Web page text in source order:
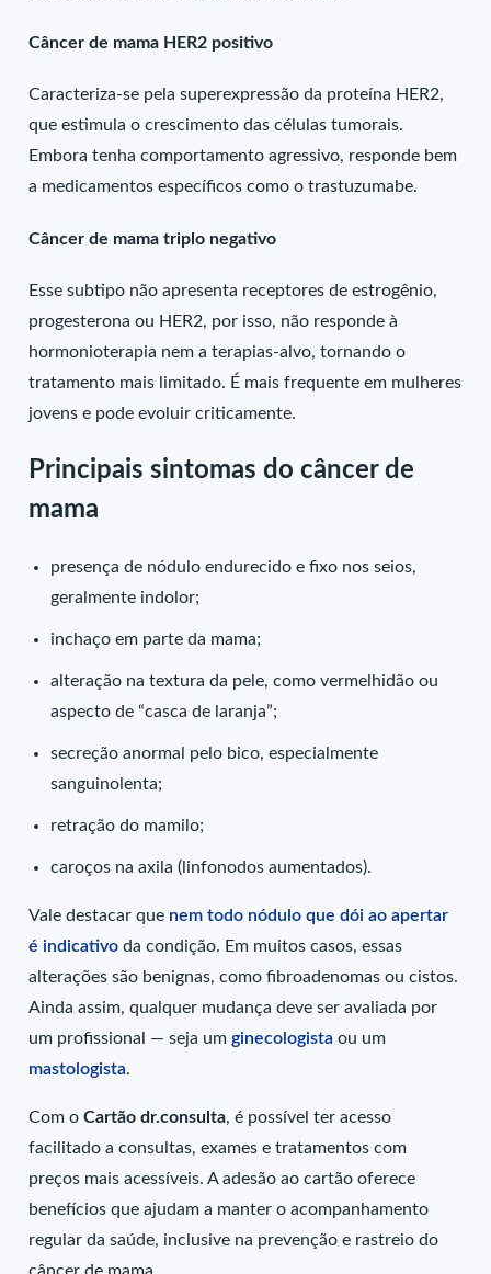
Câncer de mama HER2 positivo
Caracteriza-se pela superexpressão da proteína HER2,
que estimula o crescimento das células tumorais.
Embora tenha comportamento agressivo, responde bem
a medicamentos específicos como o trastuzumabe.
Câncer de mama triplo negativo
Esse subtipo não apresenta receptores de estrogênio,
progesterona ou HER2, por isso, não responde à
hormonioterapia nem a terapias-alvo, tornando o
tratamento mais limitado. É mais frequente em mulheres
jovens e pode evoluir criticamente.
Principais sintomas do câncer de
mama
presença de nódulo endurecido e fixo nos seios,
geralmente indolor;
inchaço em parte da mama;
alteração na textura da pele, como vermelhidão ou
aspecto de “casca de laranja”;
secreção anormal pelo bico, especialmente
sanguinolenta;
retração do mamilo;
caroços na axila (linfonodos aumentados).
Vale destacar que nem todo nódulo que dói ao apertar
é indicativo da condição. Em muitos casos, essas
alterações são benignas, como fibroadenomas ou cistos.
Ainda assim, qualquer mudança deve ser avaliada por
um profissional — seja umginecologistaou um
mastologista.
Com oCartão dr.consulta, é possível ter acesso
facilitado a consultas, exames e tratamentos com
preços mais acessíveis. A adesão ao cartão oferece
benefícios que ajudam a manter o acompanhamento
regular da saúde, inclusive na prevenção e rastreio do
câncer de mama.